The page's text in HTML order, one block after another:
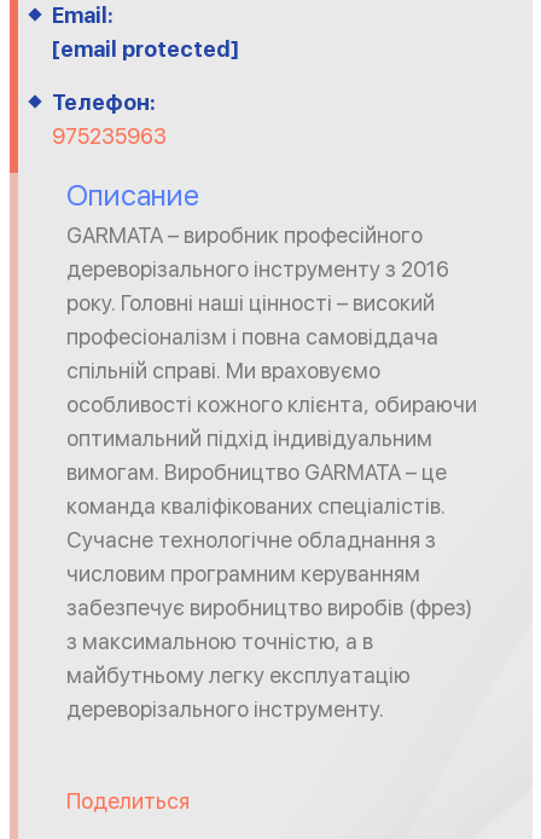
Email:
[email protected]
Телефон:
975235963
Описание
GARMATA – виробник професійного
дереворізального інструменту з 2016
року. Головні наші цінності – високий
професіоналізм і повна самовіддача
спільній справі. Ми враховуємо
особливості кожного клієнта, обираючи
оптимальний підхід індивідуальним
вимогам. Виробництво GARMATA – це
команда кваліфікованих спеціалістів.
Сучасне технологічне обладнання з
числовим програмним керуванням
забезпечує виробництво виробів (фрез)
з максимальною точністю, а в
майбутньому легку експлуатацію
дереворізального інструменту.
Поделиться